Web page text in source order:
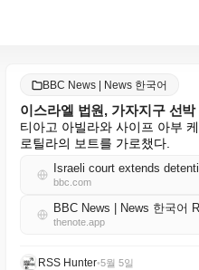
BBC News | News 한국어
이스라엘 법원, 가자지구 선
티아고 아빌라와 사이프 아부
로틸라의 보트를 가로챘다.
Israeli court extends
bbc.com
BBC News | News 한국어
thenote.app
RSS Hunter•5월 5일